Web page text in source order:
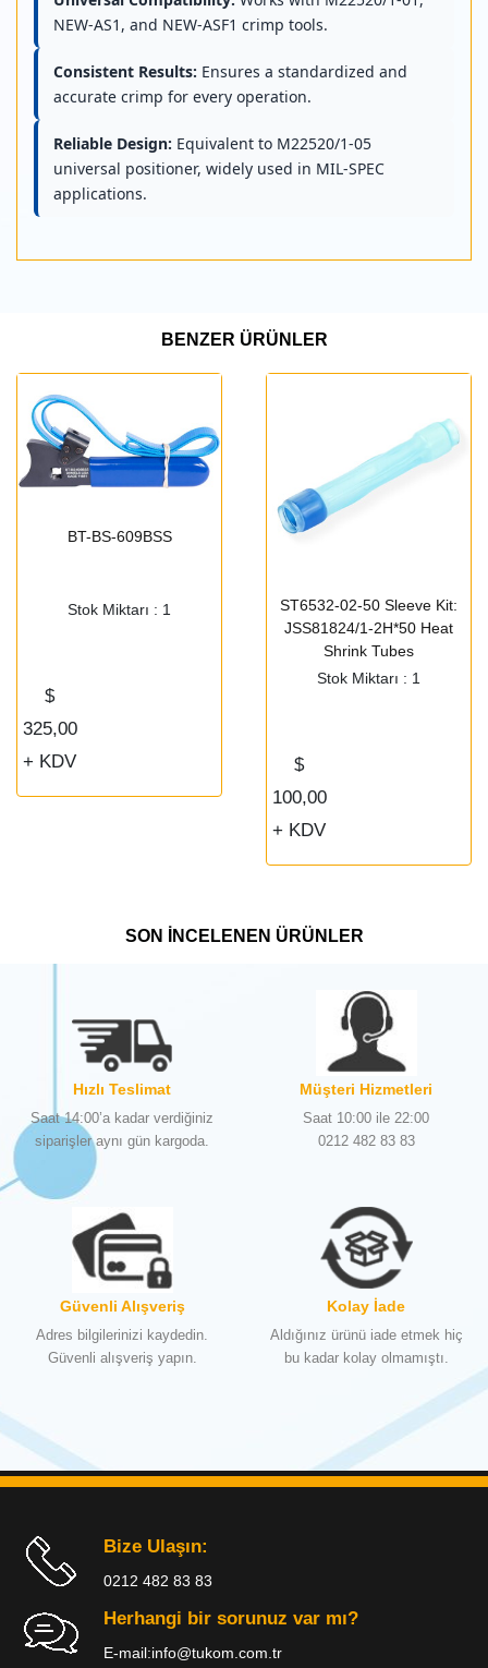
NEW-AS1, and NEW-ASF1 crimp tools.
Consistent Results: Ensures a standardized and
accurate crimp for every operation.
Reliable Design: Equivalent to M22520/1-05
universal positioner, widely used in MIL-SPEC
applications.
BENZER ÜRÜNLER
BT-BS-609BSS
Stok Miktarı : 1
$
325,00
+ KDV
ST6532-02-50 Sleeve Kit:
JSS81824/1-2H*50 Heat
Shrink Tubes
Stok Miktarı : 1
$
100,00
+ KDV
SON İNCELENEN ÜRÜNLER
Hızlı Teslimat
Saat 14:00’a kadar verdiğiniz
siparişler aynı gün kargoda.
Müşteri Hizmetleri
Saat 10:00 ile 22:00
0212 482 83 83
Güvenli Alışveriş
Adres bilgilerinizi kaydedin.
Güvenli alışveriş yapın.
Kolay İade
Aldığınız ürünü iade etmek hiç
bu kadar kolay olmamıştı.
Bize Ulaşın:
0212 482 83 83
Herhangi bir sorunuz var mı?
E-mail:info@tukom.com.tr